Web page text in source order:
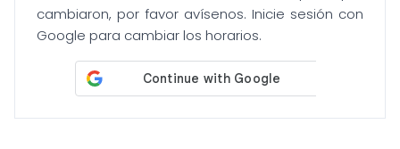
cambiaron, por favor avísenos. Inicie sesión con
Google para cambiar los horarios.